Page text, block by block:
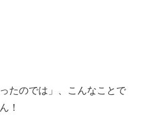
たのでは」、こんなことで
！